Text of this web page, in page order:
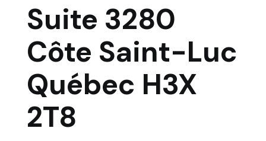
Suite 3280
Côte Saint-Luc
Québec H3X
2T8